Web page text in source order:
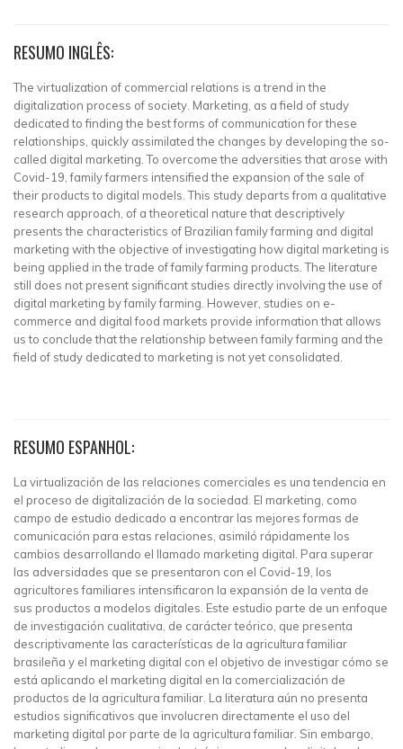
RESUMO INGLÊS:
The virtualization of commercial relations is a trend in the
digitalization process of society. Marketing, as a field of study
dedicated to finding the best forms of communication for these
relationships, quickly assimilated the changes by developing the so-
called digital marketing. To overcome the adversities that arose with
Covid-19, family farmers intensified the expansion of the sale of
their products to digital models. This study departs from a qualitative
research approach, of a theoretical nature that descriptively
presents the characteristics of Brazilian family farming and digital
marketing with the objective of investigating how digital marketing is
being applied in the trade of family farming products. The literature
still does not present significant studies directly involving the use of
digital marketing by family farming. However, studies on e-
commerce and digital food markets provide information that allows
us to conclude that the relationship between family farming and the
field of study dedicated to marketing is not yet consolidated.
RESUMO ESPANHOL:
La virtualización de las relaciones comerciales es una tendencia en
el proceso de digitalización de la sociedad. El marketing, como
campo de estudio dedicado a encontrar las mejores formas de
comunicación para estas relaciones, asimiló rápidamente los
cambios desarrollando el llamado marketing digital. Para superar
las adversidades que se presentaron con el Covid-19, los
agricultores familiares intensificaron la expansión de la venta de
sus productos a modelos digitales. Este estudio parte de un enfoque
de investigación cualitativa, de carácter teórico, que presenta
descriptivamente las características de la agricultura familiar
brasileña y el marketing digital con el objetivo de investigar cómo se
está aplicando el marketing digital en la comercialización de
productos de la agricultura familiar. La literatura aún no presenta
estudios significativos que involucren directamente el uso del
marketing digital por parte de la agricultura familiar. Sin embargo,